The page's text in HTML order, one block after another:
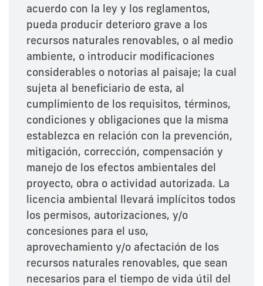
acuerdo con la ley y los reglamentos,
pueda producir deterioro grave a los
recursos naturales renovables, o al medio
ambiente, o introducir modificaciones
considerables o notorias al paisaje; la cual
sujeta al beneficiario de esta, al
cumplimiento de los requisitos, términos,
condiciones y obligaciones que la misma
establezca en relación con la prevención,
mitigación, corrección, compensación y
manejo de los efectos ambientales del
proyecto, obra o actividad autorizada. La
licencia ambiental llevará implícitos todos
los permisos, autorizaciones, y/o
concesiones para el uso,
aprovechamiento y/o afectación de los
recursos naturales renovables, que sean
necesarios para el tiempo de vida útil del